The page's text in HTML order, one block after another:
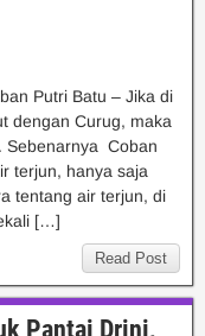
Putri Batu – Jika di
dengan Curug, maka
Sebenarnya Coban
terjun, hanya saja
tentang air terjun, di
[…]
Read Post
Pantai Drini,